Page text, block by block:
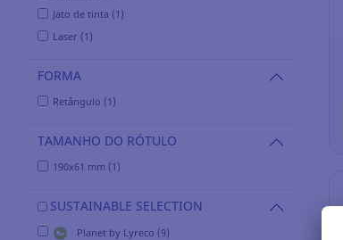
Jato de tinta (1)
Laser (1)
FORMA
Retângulo (1)
TAMANHO DO RÓTULO
190x61 mm (1)
SUSTAINABLE SELECTION
Planet by Lyreco (9)